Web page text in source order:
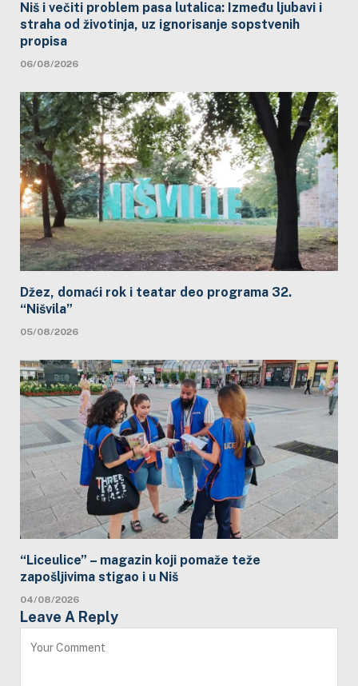
Niš i večiti problem pasa lutalica: Između ljubavi i
straha od životinja, uz ignorisanje sopstvenih
propisa
06/08/2026
Džez, domaći rok i teatar deo programa 32.
“Nišvila”
05/08/2026
“Liceulice” – magazin koji pomaže teže
zapošljivima stigao i u Niš
04/08/2026
Leave A Reply